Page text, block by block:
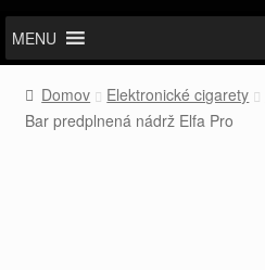
MENU
Domov Elektronické cigarety
Bar predplnená nádrž Elfa Pro